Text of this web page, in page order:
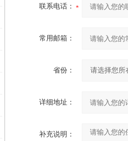
联系电话：
常用邮箱：
省份：
详细地址：
补充说明：